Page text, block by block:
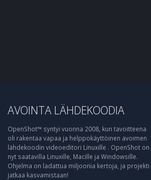
AVOINTA LÄHDEKOODIA
OpenShot™ syntyi vuonna 2008, kun tavoitteena
oli rakentaa vapaa ja helppokäyttöinen avoimen
lähdekoodin videoeditori Linuxille . OpenShot on
nyt saatavilla Linuxille, Macille ja Windowsille.
Ohjelma on ladattua miljoonia kertoja, ja projekti
jatkaa kasvamistaan!